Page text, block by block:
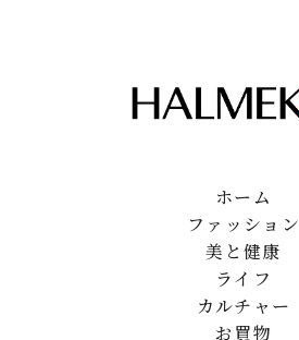
ホーム
ファッション
美と健康
ライフ
カルチャー
お買物